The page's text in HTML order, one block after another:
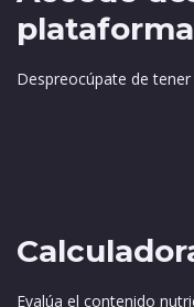
Despreocúpate de
Evalúa el contenido